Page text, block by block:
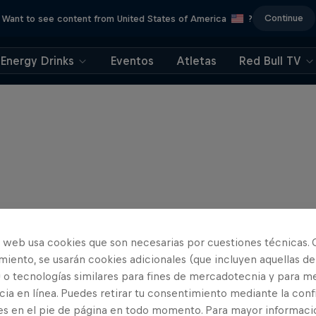
Want to see content from United States of America ? Continue
Energy Drinks Eventos Atletas Red Bull TV
web usa cookies que son necesarias por cuestiones técnicas.
se usarán cookies adicionales (que incluyen aquellas de
tecnologías similares para fines de mercadotecnia y para
en línea. Puedes retirar tu consentimiento mediante la
en el pie de página en todo momento. Para mayor